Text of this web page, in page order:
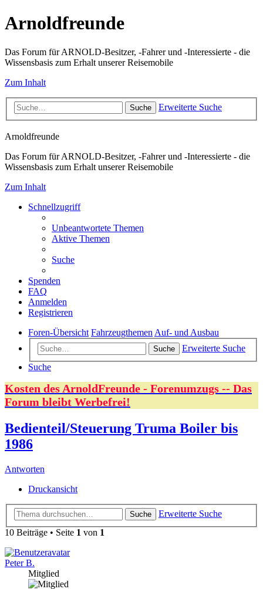
Arnoldfreunde
Das Forum für ARNOLD-Besitzer, -Fahrer und -Interessierte - die
Wissensbasis zum Erhalt unserer Reisemobile
Zum Inhalt
Suche Erweiterte Suche
Arnoldfreunde
Das Forum für ARNOLD-Besitzer, -Fahrer und -Interessierte - die
Wissensbasis zum Erhalt unserer Reisemobile
Zum Inhalt
Schnellzugriff
Unbeantwortete Themen
Aktive Themen
Suche
Spenden
FAQ
Anmelden
Registrieren
Foren-Übersicht FahrzeugthemenAuf- und Ausbau
Suche
Erweiterte Suche
Suche
Kosten des ArnoldFreunde - Forenumzugs -- Das
Forum bleibt Werbefrei!
Bedienteil/Steuerung Truma Boiler bis
1986
Antworten
Druckansicht
Suche
Erweiterte Suche
10 Beiträge • Seite 1 von 1
Peter B.
Mitglied